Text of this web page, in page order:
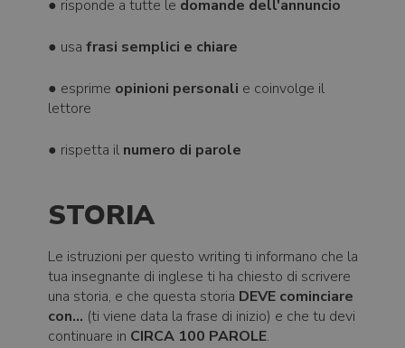
● risponde a tutte le domande dell'annuncio
● usa frasi semplici e chiare
● esprime opinioni personali e coinvolge il
lettore
● rispetta il numero di parole
STORIA
Le istruzioni per questo writing ti informano che la
tua insegnante di inglese ti ha chiesto di scrivere
una storia, e che questa storia DEVE cominciare
con... (ti viene data la frase di inizio) e che tu devi
continuare in CIRCA 100 PAROLE.